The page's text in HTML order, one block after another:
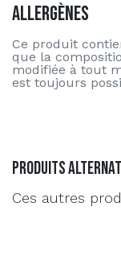
Allergènes
Ce produit
que la
modifiée à tout
est toujours
Produits
Ces autres